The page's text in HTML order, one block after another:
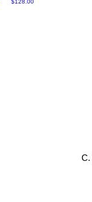
$128.00
C.